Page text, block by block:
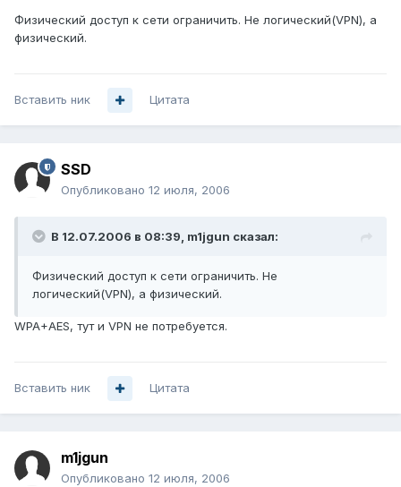
Физический доступ к сети ограничить. Не логический(VPN), а
физический.
Вставить ник Цитата
SSD
Опубликовано 12 июля, 2006
В 12.07.2006 в 08:39, m1jgun сказал:
Физический доступ к сети ограничить. Не
логический(VPN), а физический.
WPA+AES, тут и VPN не потребуется.
Вставить ник Цитата
m1jgun
Опубликовано 12 июля, 2006